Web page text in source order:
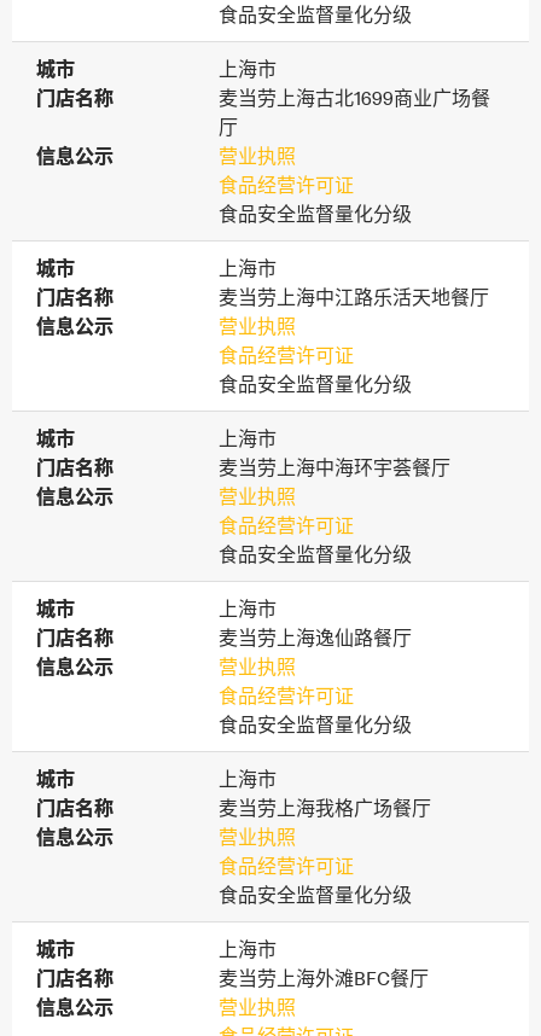
食品安全监督量化分级
城市
城市
上海市
门店名称
门店名称
麦当劳上海古北1699商业广场餐
厅
信息公示
信息公示
营业执照
食品经营许可证
食品安全监督量化分级
城市
城市
上海市
门店名称
门店名称
麦当劳上海中江路乐活天地餐厅
信息公示
信息公示
营业执照
食品经营许可证
食品安全监督量化分级
城市
城市
上海市
门店名称
门店名称
麦当劳上海中海环宇荟餐厅
信息公示
信息公示
营业执照
食品经营许可证
食品安全监督量化分级
城市
城市
上海市
门店名称
门店名称
麦当劳上海逸仙路餐厅
信息公示
信息公示
营业执照
食品经营许可证
食品安全监督量化分级
城市
城市
上海市
门店名称
门店名称
麦当劳上海我格广场餐厅
信息公示
信息公示
营业执照
食品经营许可证
食品安全监督量化分级
城市
城市
上海市
门店名称
门店名称
麦当劳上海外滩BFC餐厅
信息公示
信息公示
营业执照